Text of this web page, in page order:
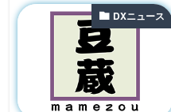
DXニュース